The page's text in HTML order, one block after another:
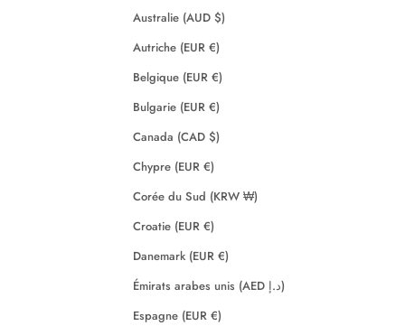
Australie (AUD $)
Autriche (EUR €)
Belgique (EUR €)
Bulgarie (EUR €)
Canada (CAD $)
Chypre (EUR €)
Corée du Sud (KRW ₩)
Croatie (EUR €)
Danemark (EUR €)
Émirats arabes unis (AED د.إ)
Espagne (EUR €)